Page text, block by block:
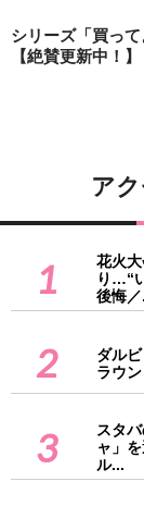
シリーズ「買って
【絶賛更新中！】
ア
1
花火
り…“
後悔／
2
ダル
ラウ
3
スタ
ャ」
ル...